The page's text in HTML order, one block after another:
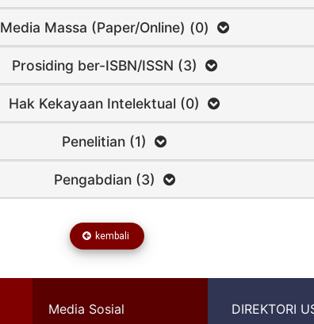
Media Massa (Paper/Online) (0)
Prosiding ber-ISBN/ISSN (3)
Hak Kekayaan Intelektual (0)
Penelitian (1)
Pengabdian (3)
kembali
Media Sosial DIREKTORI